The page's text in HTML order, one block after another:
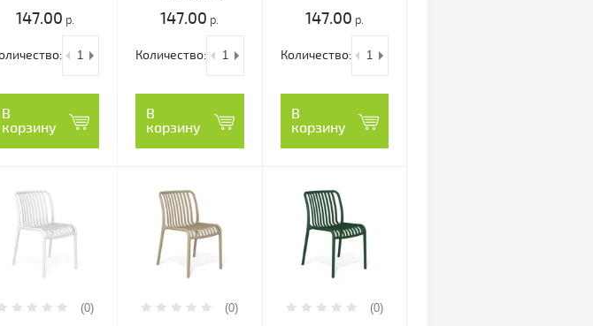
147.00 р.
В
корзину
147.00 р.
Количество:
В
корзину
147.00 р.
Количество:
В
корзину
(0) (0) (0)